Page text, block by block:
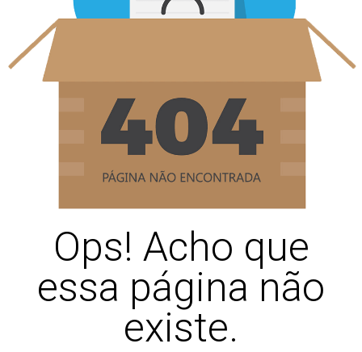
Ops! Acho que
essa página não
existe.